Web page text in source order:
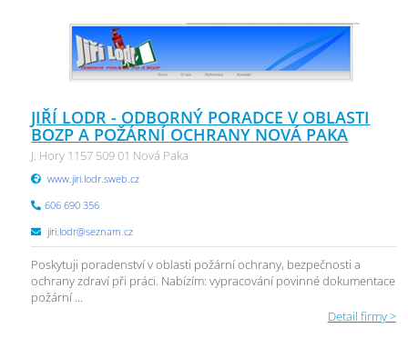
JIŘÍ LODR - ODBORNÝ PORADCE V OBLASTI
BOZP A POŽÁRNÍ OCHRANY NOVÁ PAKA
J. Hory 1157 509 01 Nová Paka
www.jiri.lodr.sweb.cz
606 690 356
jiri.lodr@seznam.cz
Poskytuji poradenství v oblasti požární ochrany, bezpečnosti a
ochrany zdraví při práci. Nabízím: vypracování povinné dokumentace
požární ...
Detail firmy >